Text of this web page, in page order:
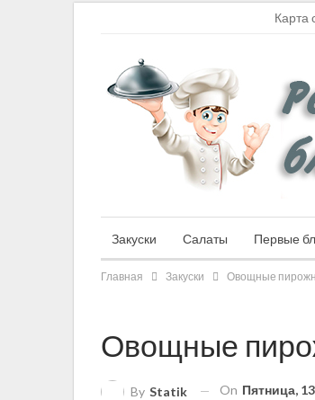
Карта
Закуски Салаты Первые
Главная Закуски Овощные
Овощные
By Statik On Пятница,